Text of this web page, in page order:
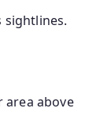
sightlines.
area above